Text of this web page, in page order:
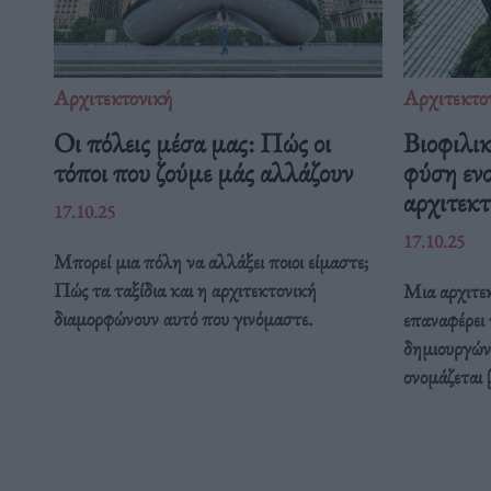
Αρχιτεκτονική
Οι πόλεις μέσα μας: Πώς οι
τόποι που ζούμε μάς αλλάζουν
17.10.25
Μπορεί μια πόλη να αλλάξει ποιοι είμαστε;
Πώς τα ταξίδια και η αρχιτεκτονική
διαμορφώνουν αυτό που γινόμαστε.
φύση
17.10.25
Μια